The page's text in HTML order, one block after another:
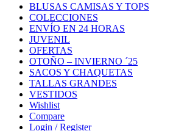
BLUSAS CAMISAS Y TOPS
COLECCIONES
ENVÍO EN 24 HORAS
JUVENIL
OFERTAS
OTOÑO – INVIERNO ´25
SACOS Y CHAQUETAS
TALLAS GRANDES
VESTIDOS
Wishlist
Compare
Login / Register